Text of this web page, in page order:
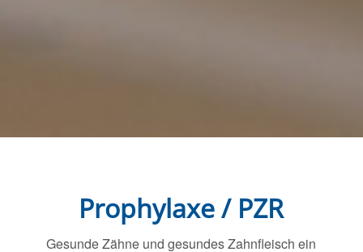
Prophylaxe / PZR
Gesunde Zähne und gesundes Zahnfleisch ein